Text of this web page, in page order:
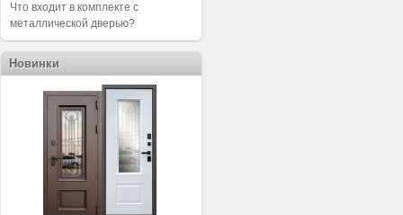
Что входит в комплекте с
металлической дверью?
Новинки